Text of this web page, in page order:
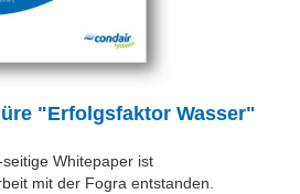
"Erfolgsfaktor Wasser"
seitige Whitepaper ist
mit der Fogra entstanden.